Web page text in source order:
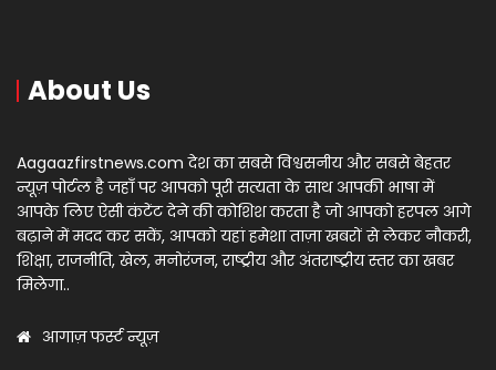
About Us
Aagaazfirstnews.com देश का सबसे विश्वसनीय और सबसे बेहतर
न्यूज़ पोर्टल है जहाँ पर आपको पूरी सत्यता के साथ आपकी भाषा में
आपके लिए ऐसी कंटेंट देने की कोशिश करता है जो आपको हरपल आगे
बढ़ाने में मदद कर सकें, आपको यहां हमेशा ताज़ा खबरों से लेकर नौकरी,
शिक्षा, राजनीति, खेल, मनोरंजन, राष्ट्रीय और अंतराष्ट्रीय स्तर का खबर
मिलेगा..
आगाज़ फर्स्ट न्यूज़